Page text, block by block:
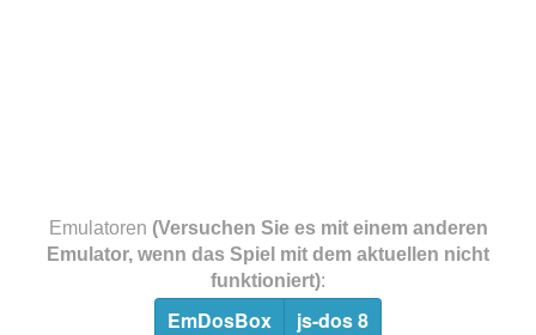
Emulatoren (Versuchen Sie es mit einem anderen
Emulator, wenn das Spiel mit dem aktuellen nicht
funktioniert):
EmDosBox js-dos 8